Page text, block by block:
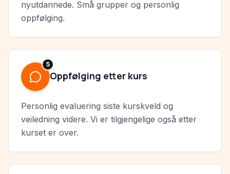
nyutdannede. Små grupper og personlig
oppfølging.
5
Oppfølging etter kurs
Personlig evaluering siste kurskveld og
veiledning videre. Vi er tilgjengelige også etter
kurset er over.